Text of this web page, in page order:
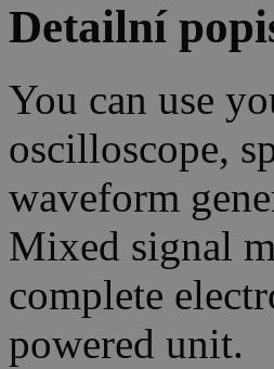
Detailní
You can use
oscilloscope,
waveform
Mixed signal
complete
powered unit.